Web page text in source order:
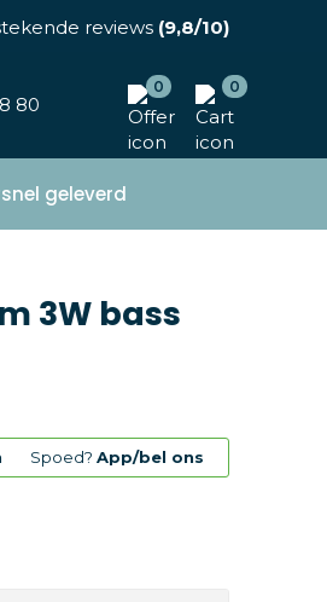
reviews(9,8/10)
80
0 0
geleverd
3W bass
Spoed? App/bel ons